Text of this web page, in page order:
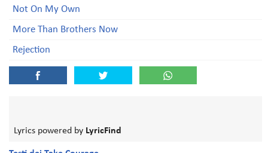
Not On My Own
More Than Brothers Now
Rejection
Lyrics powered by LyricFind